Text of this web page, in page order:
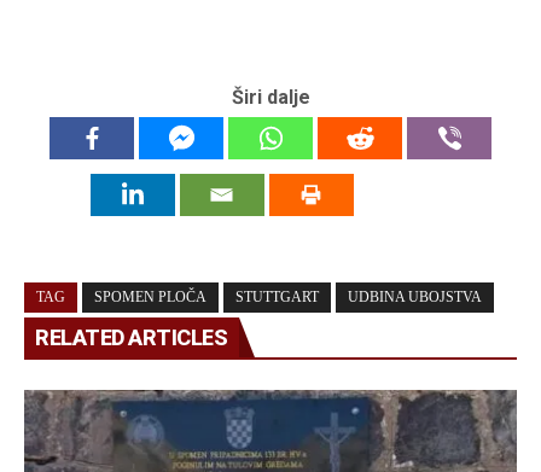
Širi dalje
TAG SPOMEN PLOČA STUTTGART UDBINA UBOJSTVA
RELATED ARTICLES